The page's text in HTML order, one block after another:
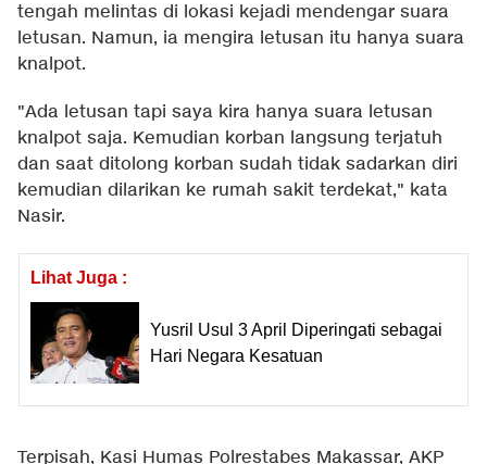
tengah melintas di lokasi kejadi mendengar suara
letusan. Namun, ia mengira letusan itu hanya suara
knalpot.
"Ada letusan tapi saya kira hanya suara letusan
knalpot saja. Kemudian korban langsung terjatuh
dan saat ditolong korban sudah tidak sadarkan diri
kemudian dilarikan ke rumah sakit terdekat," kata
Nasir.
Lihat Juga :
Yusril Usul 3 April Diperingati sebagai
Hari Negara Kesatuan
Terpisah, Kasi Humas Polrestabes Makassar, AKP